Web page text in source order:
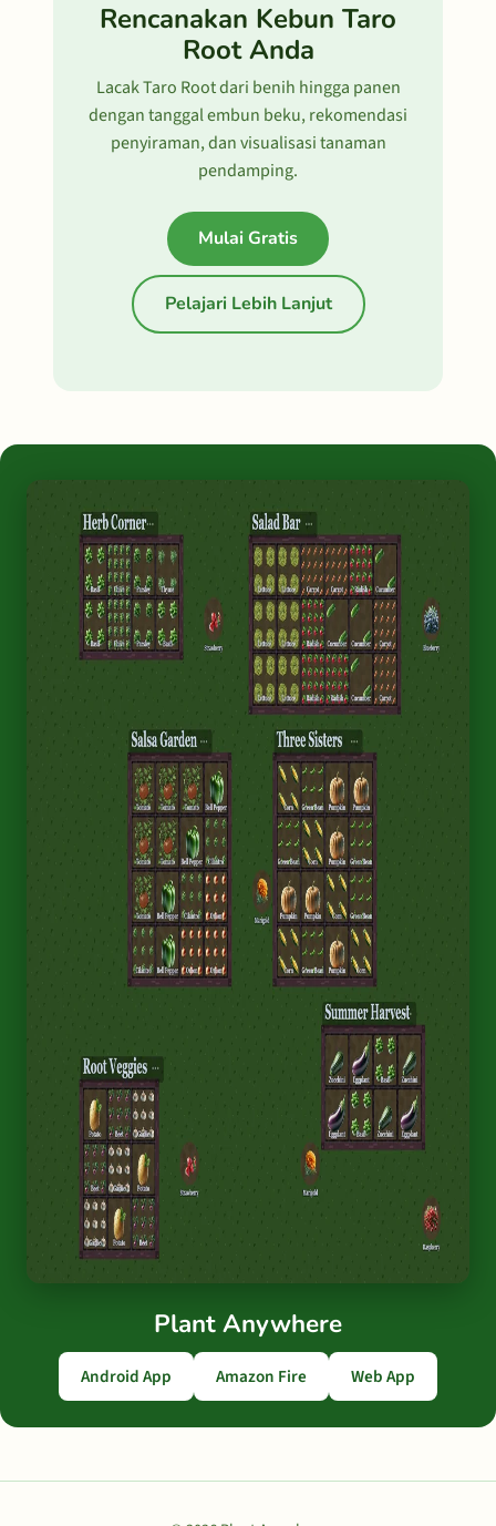
Rencanakan Kebun Taro
Root Anda
Lacak Taro Root dari benih hingga panen
dengan tanggal embun beku, rekomendasi
penyiraman, dan visualisasi tanaman
pendamping.
Mulai Gratis
Pelajari Lebih Lanjut
Plant Anywhere
Android App Amazon Fire Web App